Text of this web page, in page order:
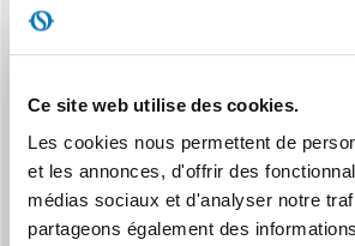
Ce site web utilise des cookies.
Les cookies nous permettent de
et les annonces, d'offrir des
médias sociaux et d'analyser notre
partageons également des
COMMANDE
avec un écran LCD.